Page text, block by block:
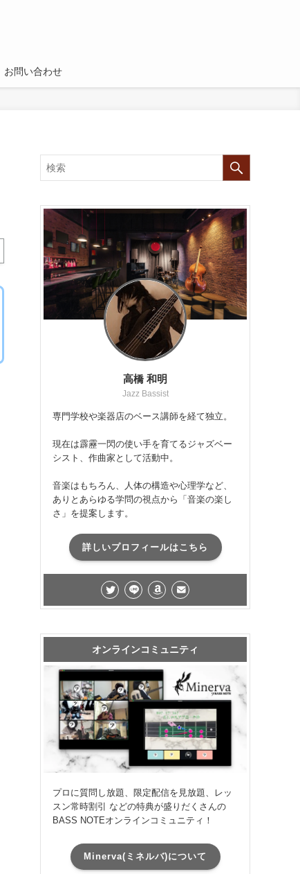
お問い合わせ
高橋 和明
Jazz Bassist
専門学校や楽器店のベース講師を経て独立。
現在は霹靂一閃の使い手を育てるジャズベー
シスト、作曲家として活動中。
音楽はもちろん、人体の構造や心理学など、
ありとあらゆる学問の視点から「音楽の楽し
さ」を提案します。
詳しいプロフィールはこちら
オンラインコミュニティ
プロに質問し放題、限定配信を見放題、レッ
スン常時割引 などの特典が盛りだくさんの
BASS NOTEオンラインコミュニティ！
Minerva(ミネルバ)について